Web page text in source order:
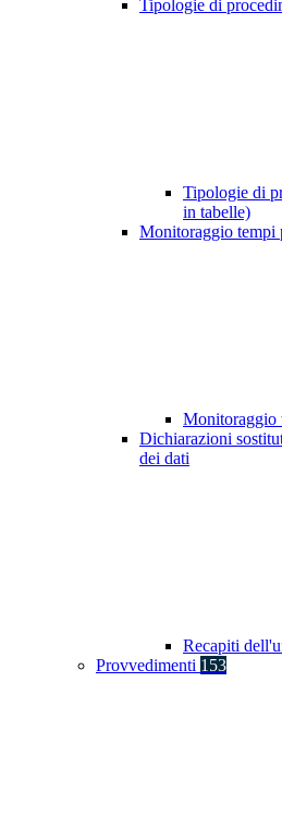
Tipologie di
Tipologie di
in tabelle)
Monitoraggio tempi
Monitoraggio
Dichiarazioni
dei dati
Recapiti
Provvedimenti 153